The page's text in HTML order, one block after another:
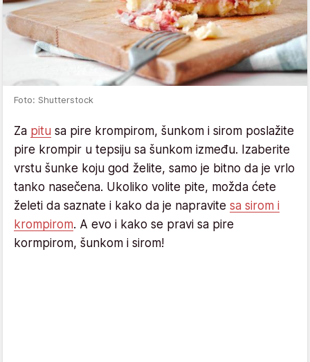
Foto: Shutterstock
Za pitu sa pire krompirom, šunkom i sirom poslažite
pire krompir u tepsiju sa šunkom između. Izaberite
vrstu šunke koju god želite, samo je bitno da je vrlo
tanko nasečena. Ukoliko volite pite, možda ćete
želeti da saznate i kako da je napravite sa sirom i
krompirom. A evo i kako se pravi sa pire
kormpirom, šunkom i sirom!